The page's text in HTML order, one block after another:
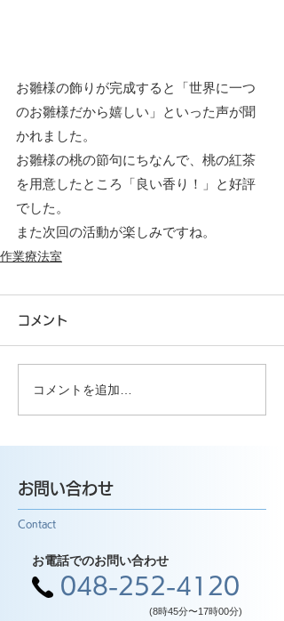
お雛様の飾りが完成すると「世界に一つ
のお雛様だから嬉しい」といった声が聞
かれました。
お雛様の桃の節句にちなんで、桃の紅茶
を用意したところ「良い香り！」と好評
でした。
また次回の活動が楽しみですね。
作業療法室
コメント
コメントを追加…
お問い合わせ
Contact
お電話でのお問い合わせ
048-252-4120
(8時45分〜17時00分)